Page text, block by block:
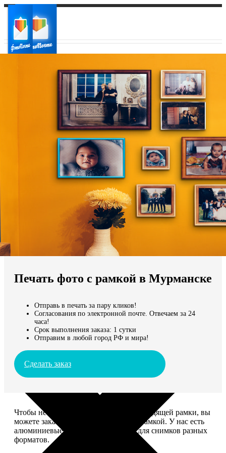
Ваш регион доставки
Выберите из списка:
Мы доставляем по всему миру
Продолжить без города
Печать фото с рамкой в Мурманске
Отправь в печать за пару кликов!
Согласования по электронной почте. Отвечаем за 24
часа!
Срок выполнения заказа: 1 сутки
Отправим в любой город РФ и мира!
Сделать заказ
Чтобы не тратить время на поиск подходящей рамки, вы
можете заказать печать фото сразу с рамкой. У нас есть
алюминиевые и деревянные рамки для снимков разных
форматов.